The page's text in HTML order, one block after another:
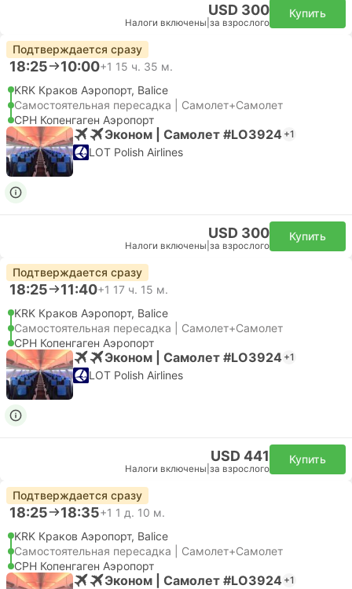
USD 300
Налоги включены за взрослого
Купить
Подтверждается сразу
18:25 10:00+1 15 ч. 35 м.
KRK Краков Аэропорт, Balice
Самостоятельная пересадка | Самолет+Самолет
CPH Копенгаген Аэропорт
Эконом | Самолет #LO3924 +1
LOT Polish Airlines
USD 300
Налоги включены за взрослого
Купить
Подтверждается сразу
18:25 11:40+1 17 ч. 15 м.
KRK Краков Аэропорт, Balice
Самостоятельная пересадка | Самолет+Самолет
CPH Копенгаген Аэропорт
Эконом | Самолет #LO3924 +1
LOT Polish Airlines
USD 441
Налоги включены за взрослого
Купить
Подтверждается сразу
18:25 18:35+1 1 д. 10 м.
KRK Краков Аэропорт, Balice
Самостоятельная пересадка | Самолет+Самолет
CPH Копенгаген Аэропорт
Эконом | Самолет #LO3924 +1